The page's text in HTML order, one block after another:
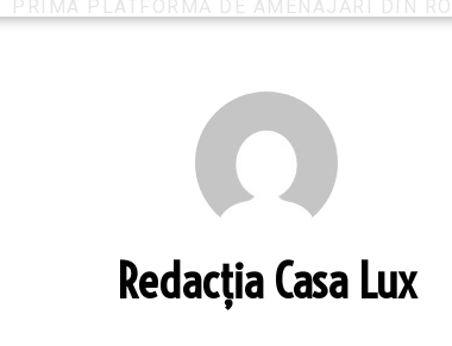
PRIMA PLATFORMĂ DE AMENAJĂRI DIN
Redacția Casa Lux